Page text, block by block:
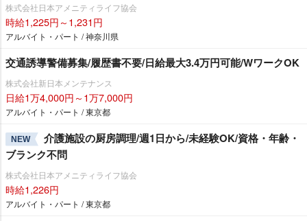
株式会社日本アメニティライフ協会
時給1,225円～1,231円
アルバイト・パート / 神奈川県
交通誘導警備募集/履歴書不要/日給最大3.4万円可能/WワークOK
株式会社新日本メンテナンス
日給1万4,000円～1万7,000円
アルバイト・パート / 東京都
NEW
介護施設の厨房調理/週1日から/未経験OK/資格・年齢・
ブランク不問
株式会社日本アメニティライフ協会
時給1,226円
アルバイト・パート / 東京都